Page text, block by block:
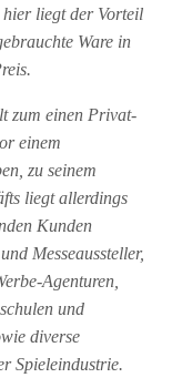
hier liegt der Vorteil
Ware in
zum einen Privat-
einem
zu seinem
liegt allerdings
Kunden
Messeaussteller,
Agenturen,
und
diverse
Spieleindustrie.